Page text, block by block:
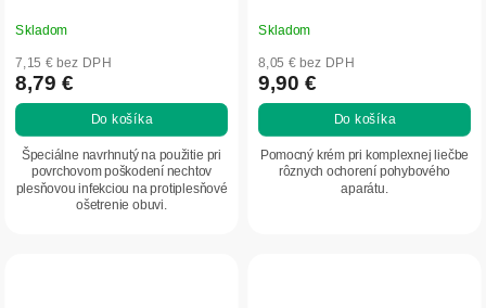
Priemerné
hodnotenie
produktu
je
hviezdičiek.
Skladom
7,15 € bez DPH
8,79 €
Do košíka
Špeciálne navrhnutý na použitie pri
povrchovom poškodení nechtov
plesňovou infekciou na protiplesňové
ošetrenie obuvi.
Priemerné
hodnotenie
produktu
je
z
hviezdičiek.
Skladom
8,05 € bez DPH
9,90 €
Do košíka
Pomocný krém pri komplexnej liečbe
rôznych ochorení pohybového
aparátu.